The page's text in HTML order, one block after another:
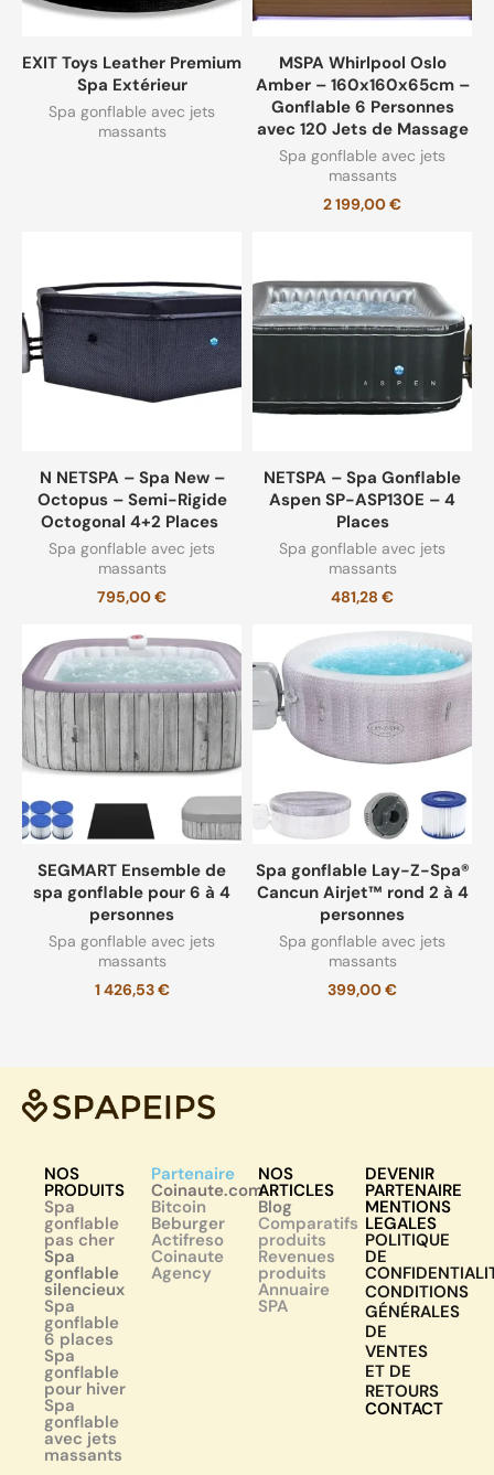
EXIT Toys Leather Premium
Spa Extérieur
Spa gonflable avec jets
massants
MSPA Whirlpool Oslo
Amber – 160x160x65cm –
Gonflable 6 Personnes
avec 120 Jets de Massage
Spa gonflable avec jets
massants
2 199,00€
N NETSPA – Spa New –
Octopus – Semi-Rigide
Octogonal 4+2 Places
Spa gonflable avec jets
massants
795,00€
NETSPA – Spa Gonflable
Aspen SP-ASP130E – 4
Places
Spa gonflable avec jets
massants
481,28 €
SEGMART Ensemble de
spa gonflable pour 6 à 4
personnes
Spa gonflable avec jets
massants
1 426,53€
Spa gonflable Lay-Z-Spa®
Cancun Airjet™ rond 2 à 4
personnes
Spa gonflable avec jets
massants
399,00€
NOS
PRODUITS
Spa
gonflable
pas cher
Spa
gonflable
silencieux
Spa
gonflable
6 places
Spa
gonflable
pour hiver
Spa
gonflable
avec jets
massants
Partenaire
Coinaute.com
Bitcoin
Beburger
Actifreso
Coinaute
Agency
NOS
ARTICLES
Blog
Comparatifs
produits
Revenues
produits
Annuaire
SPA
DEVENIR
PARTENAIRE
MENTIONS
LEGALES
POLITIQUE
DE
CONDITIONS
GÉNÉRALES
DE
VENTES
ET DE
RETOURS
CONTACT